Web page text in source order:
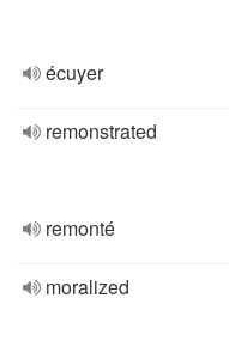
écuyer
remonstrated
remonté
moralized